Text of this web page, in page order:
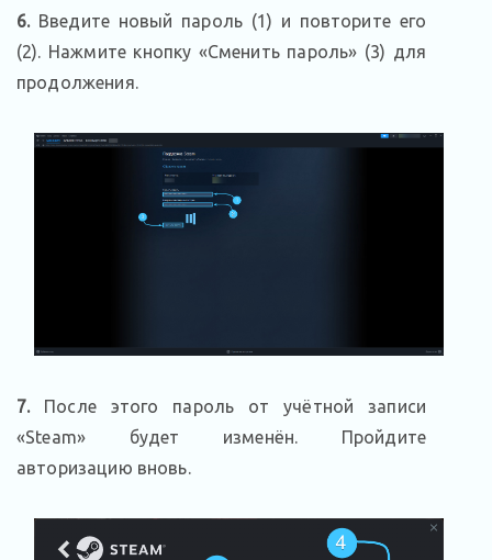
6. Введите новый пароль (1) и повторите его
(2). Нажмите кнопку «Сменить пароль» (3) для
продолжения.
7.После этого пароль от учётной записи
«Steam» будет изменён. Пройдите
авторизацию вновь.